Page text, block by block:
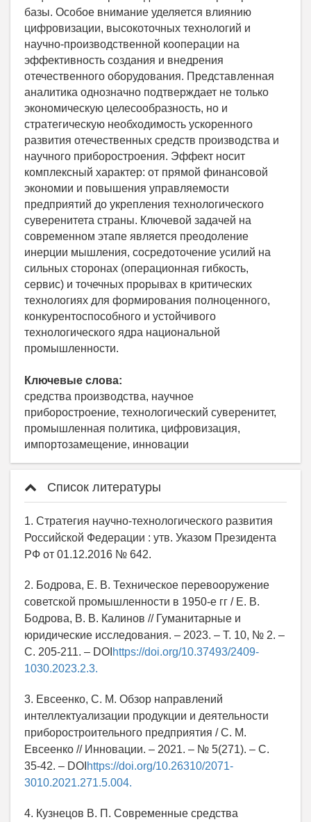
базы. Особое внимание уделяется влиянию
цифровизации, высокоточных технологий и
научно-производственной кооперации на
эффективность создания и внедрения
отечественного оборудования. Представленная
аналитика однозначно подтверждает не только
экономическую целесообразность, но и
стратегическую необходимость ускоренного
развития отечественных средств производства и
научного приборостроения. Эффект носит
комплексный характер: от прямой финансовой
экономии и повышения управляемости
предприятий до укрепления технологического
суверенитета страны. Ключевой задачей на
современном этапе является преодоление
инерции мышления, сосредоточение усилий на
сильных сторонах (операционная гибкость,
сервис) и точечных прорывах в критических
технологиях для формирования полноценного,
конкурентоспособного и устойчивого
технологического ядра национальной
промышленности.
Ключевые слова:
средства производства, научное
приборостроение, технологический суверенитет,
промышленная политика, цифровизация,
импортозамещение, инновации
Список литературы
1. Стратегия научно-технологического развития
Российской Федерации : утв. Указом Президента
РФ от 01.12.2016 № 642.
2. Бодрова, Е. В. Техническое перевооружение
советской промышленности в 1950-е гг / Е. В.
Бодрова, В. В. Калинов // Гуманитарные и
юридические исследования. – 2023. – Т. 10, № 2. –
С. 205-211. – DOI https://doi.org/10.37493/2409-
1030.2023.2.3.
3. Евсеенко, С. М. Обзор направлений
интеллектуализации продукции и деятельности
приборостроительного предприятия / С. М.
Евсеенко // Инновации. – 2021. – № 5(271). – С.
35-42. – DOI https://doi.org/10.26310/2071-
3010.2021.271.5.004.
4. Кузнецов В. П. Современные средства